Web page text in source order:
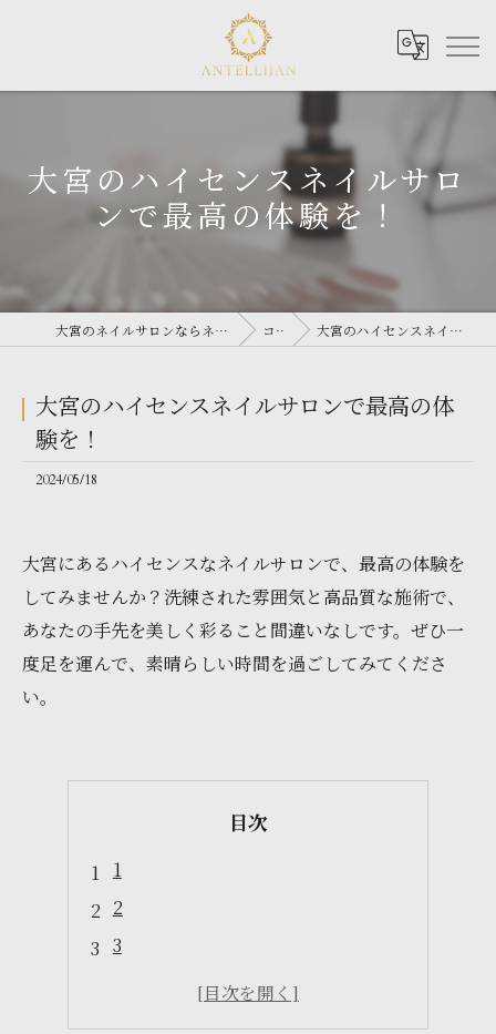
大宮のハイセンスネイルサロ
ンで最高の体験を！
大宮のネイルサロンならネイルサロン Antellijan 大宮 コラム 大宮のハイセンスネイルサロンで最高の体験を！
大宮のハイセンスネイルサロンで最高の体
験を！
2024/05/18
大宮にあるハイセンスなネイルサロンで、最高の体験を
してみませんか？洗練された雰囲気と高品質な施術で、
あなたの手先を美しく彩ること間違いなしです。ぜひ一
度足を運んで、素晴らしい時間を過ごしてみてくださ
い。
目次
1
2
3